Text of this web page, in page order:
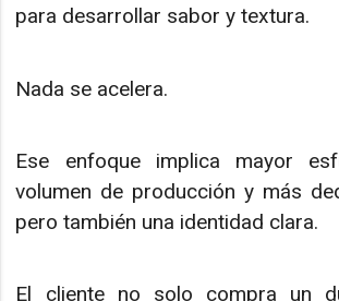
para desarrollar sabor y textura.
Nada se acelera.
Ese enfoque implica mayor
volumen de producción y más
pero también una identidad clara.
El cliente no solo compra un